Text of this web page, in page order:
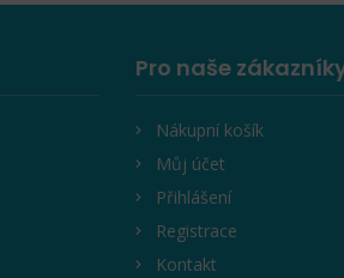
Pro naše
Nákupní košík
Můj účet
Přihlášení
Registrace
Kontakt